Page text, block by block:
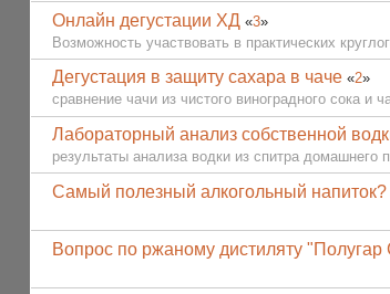
Онлайн дегустации ХД «3»
Возможность участвовать в практических
Дегустация в защиту сахара в чаче «2»
сравнение чачи из чистого виноградного сока
Лабораторный анализ собственной
результаты анализа водки из спитра домашнего
Самый полезный алкогольный напиток?
Вопрос по ржаному дистиляту